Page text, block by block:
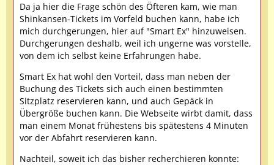
Da ja hier die Frage schön des Öfteren kam, wie man
Shinkansen-Tickets im Vorfeld buchen kann, habe ich
mich durchgerungen, hier auf "Smart Ex" hinzuweisen.
Durchgerungen deshalb, weil ich ungerne was vorstelle,
von dem ich selbst keine Erfahrungen habe.
Smart Ex hat wohl den Vorteil, dass man neben der
Buchung des Tickets sich auch einen bestimmten
Sitzplatz reservieren kann, und auch Gepäck in
Übergröße buchen kann. Die Webseite wirbt damit, dass
man einem Monat frühestens bis spätestens 4 Minuten
vor der Abfahrt reservieren kann.
Nachteil, soweit ich das bisher recherchieren konnte: